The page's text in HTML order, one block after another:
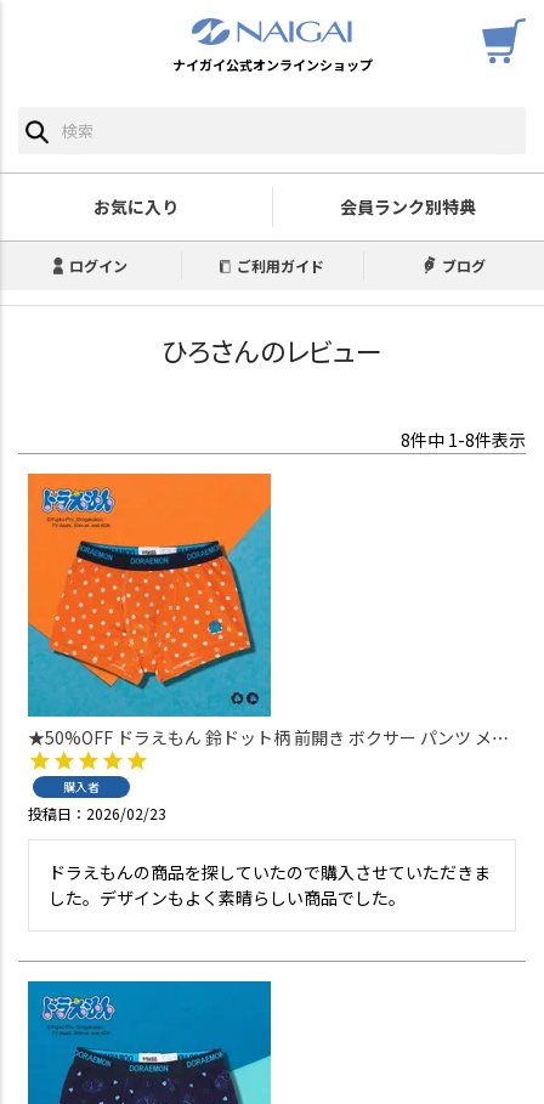
ナイガイ公式オンラインショップ
お気に入り 会員ランク別特典
ログイン ご利用ガイド ブログ
ひろさんのレビュー
8件中 1-8件表示
★50%OFF ドラえもん 鈴ドット柄 前開き ボクサー パンツ メン
ズ アンダーウェア 53604001
購入者
投稿日 2026/02/23
ドラえもんの商品を探していたので購入させていただきま
した。デザインもよく素晴らしい商品でした。